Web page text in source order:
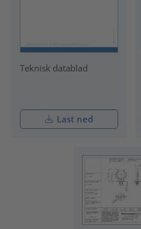
Teknisk datablad
Last ned